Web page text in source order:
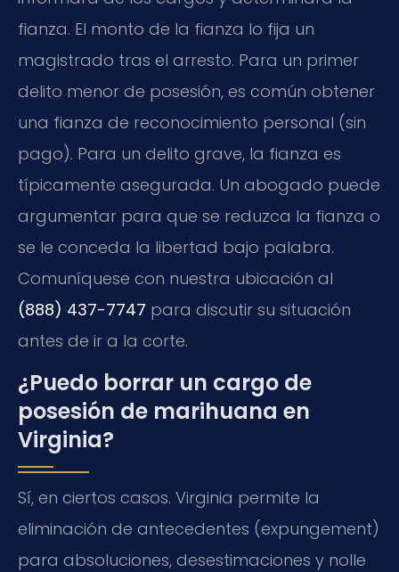
fianza. El monto de la fianza lo fija un
magistrado tras el arresto. Para un primer
delito menor de posesión, es común obtener
una fianza de reconocimiento personal (sin
pago). Para un delito grave, la fianza es
típicamente asegurada. Un abogado puede
argumentar para que se reduzca la fianza o
se le conceda la libertad bajo palabra.
Comuníquese con nuestra ubicación al
(888) 437-7747 para discutir su situación
antes de ir a la corte.
¿Puedo borrar un cargo de
posesión de marihuana en
Virginia?
Sí, en ciertos casos. Virginia permite la
eliminación de antecedentes (expungement)
para absoluciones, desestimaciones y nolle